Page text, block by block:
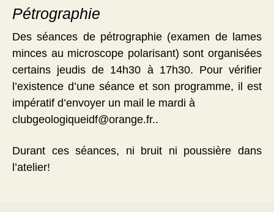
Pétrographie
Des séances de pétrographie (examen de lames
minces au microscope polarisant) sont organisées
certains jeudis de 14h30 à 17h30. Pour vérifier
l’existence d’une séance et son programme, il est
impératif d’envoyer un mail le mardi à
clubgeologiqueidf@orange.fr..
Durant ces séances, ni bruit ni poussière dans
l’atelier!